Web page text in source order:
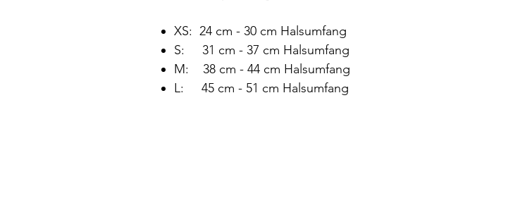
XS: 24 cm - 30 cm Halsumfang
S: 31 cm - 37 cm Halsumfang
M: 38 cm - 44 cm Halsumfang
L: 45 cm - 51 cm Halsumfang